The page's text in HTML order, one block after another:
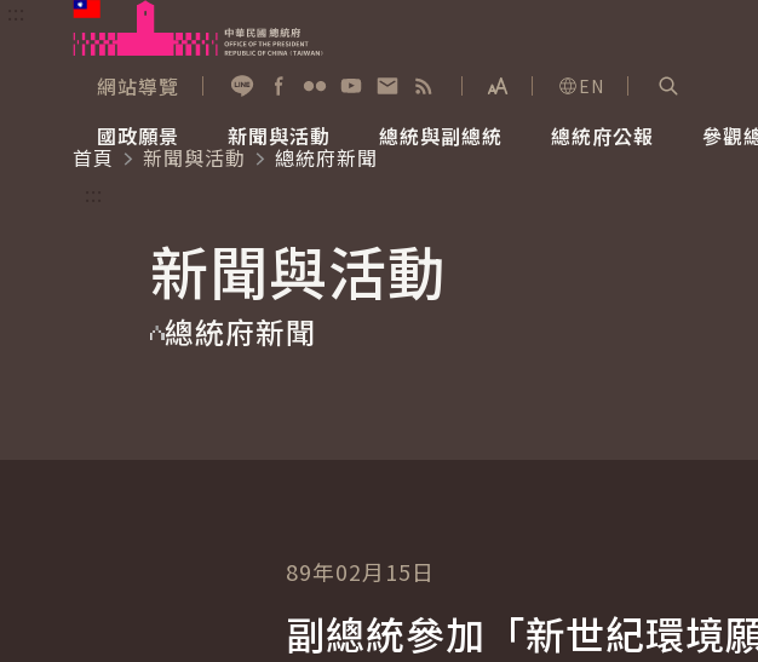
跳到主要內容
網站導覽
展開字級選單
EN
國政願景
國家氣候變遷對策委員會
重要談話
新聞與活動
總統府新聞
影音頻道
總統與副總統
賴清德總統
總統府公報 參觀
參觀資訊
首頁
新聞與活動
總統府新聞
新聞與活動
總統府新聞
89年02月15日
副總統參加「新世紀環境